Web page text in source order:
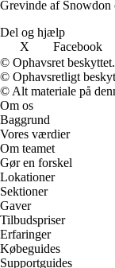
Grevinde af
Del og hjælp
X
Facebook
© Ophavsret beskyttet.
© Ophavsretligt
© Alt materiale på
Om os
Baggrund
Vores værdier
Om teamet
Gør en forskel
Lokationer
Sektioner
Gaver
Tilbudspriser
Erfaringer
Købeguides
Supportguides